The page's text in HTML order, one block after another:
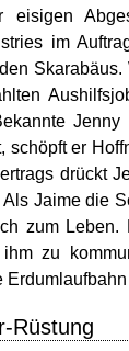
im
er
drückt
Jaime die
zum
zu
Rüstung